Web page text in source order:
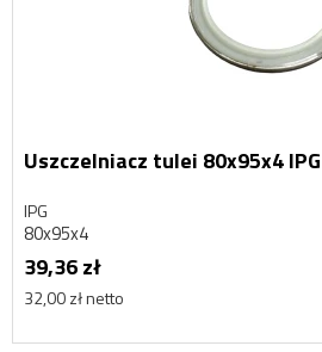
Uszczelniacz tulei 80x95x4 IPG
IPG
80x95x4
39,36 zł
32,00 zł netto